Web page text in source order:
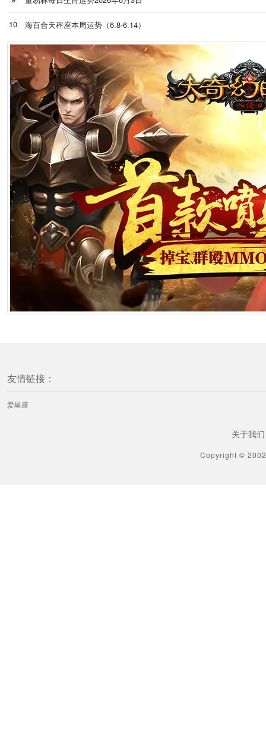
10 海百合天秤座本周运势（6.8-6.14）
友情链接：
爱星座
关于我们
Copyright ©